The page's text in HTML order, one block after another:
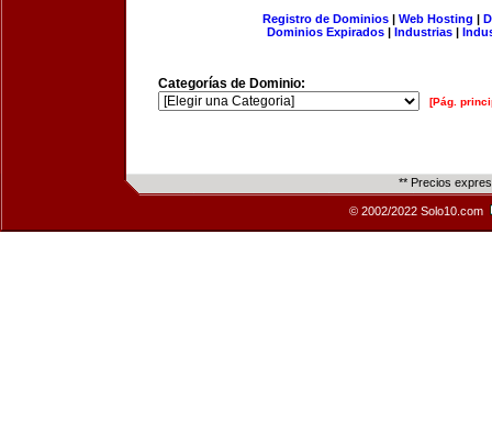
Registro de Dominios| Web Hosting |
Dominios Expirados | Industrias |
Categorías de Dominio:
[Pág.
** Precios
© 2002/2022 Solo10.com